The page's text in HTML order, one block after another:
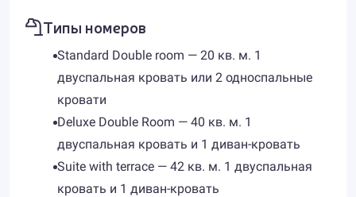
Типы номеров
Standard Double room — 20 кв. м. 1
двуспальная кровать или 2 односпальные
кровати
Deluxe Double Room — 40 кв. м. 1
двуспальная кровать и 1 диван-кровать
Suite with terrace — 42 кв. м. 1 двуспальная
кровать и 1 диван-кровать